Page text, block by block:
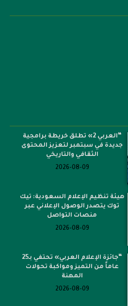
“العربي 2» تطلق خريطة برامجية
جديدة في سبتمبر لتعزيز المحتوى
الثقافي والتاريخي
2026-08-09
هيئة تنظيم الإعلام السعودية: تيك
توك يتصدر الوصول الإعلاني عبر
منصات التواصل
2026-08-09
“جائزة الإعلام العربي» تحتفي بـ25
عاماً من التميز ومواكبة تحولات
المهنة
2026-08-09